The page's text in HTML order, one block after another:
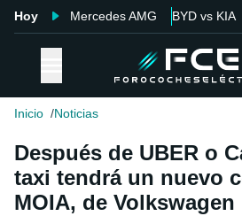
Hoy Mercedes AMG BYD vs KIA
Inicio Noticias
Después de UBER o
taxi tendrá un nuevo
MOIA, de Volkswagen